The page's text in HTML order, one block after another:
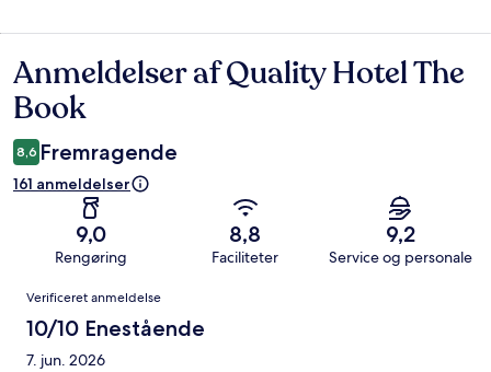
Anmeldelser
Anmeldelser af Quality Hotel The
Book
8,6 Fremragende
161 anmeldelser
9,0
Rengøring
8,8
Faciliteter
9,2
Service og personale
Anmeldelser
Verificeret anmeldelse
10/10 Enestående
7. jun. 2026